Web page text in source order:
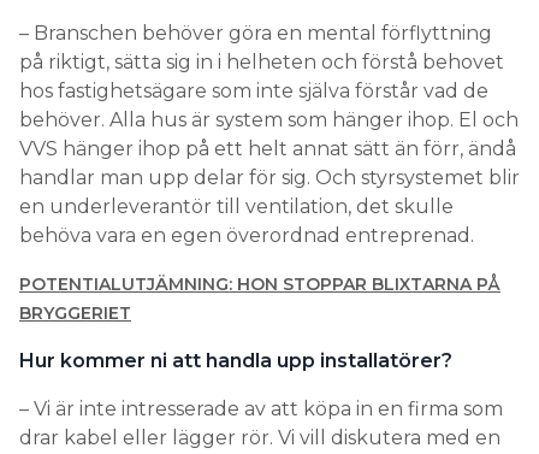
– Branschen behöver göra en mental förflyttning
på riktigt, sätta sig in i helheten och förstå behovet
hos fastighetsägare som inte själva förstår vad de
behöver. Alla hus är system som hänger ihop. El och
VVS hänger ihop på ett helt annat sätt än förr, ändå
handlar man upp delar för sig. Och styrsystemet blir
en underleverantör till ventilation, det skulle
behöva vara en egen överordnad entreprenad.
POTENTIALUTJÄMNING: HON STOPPAR BLIXTARNA PÅ
BRYGGERIET
Hur kommer ni att handla upp installatörer?
– Vi är inte intresserade av att köpa in en firma som
drar kabel eller lägger rör. Vi vill diskutera med en